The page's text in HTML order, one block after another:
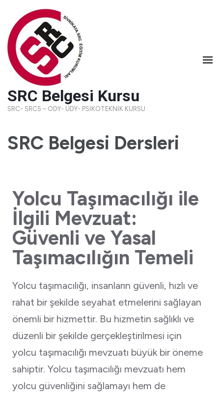
SRC Belgesi Kursu
SRC- SRC5 – ODY- ÜDY- PSİKOTEKNİK KURSU
SRC Belgesi Dersleri
Yolcu Taşımacılığı ile
İlgili Mevzuat:
Güvenli ve Yasal
Taşımacılığın Temeli
Yolcu taşımacılığı, insanların güvenli, hızlı ve
rahat bir şekilde seyahat etmelerini sağlayan
önemli bir hizmettir. Bu hizmetin sağlıklı ve
düzenli bir şekilde gerçekleştirilmesi için
yolcu taşımacılığı mevzuatı büyük bir öneme
sahiptir. Yolcu taşımacılığı mevzuatı hem
yolcu güvenliğini sağlamayı hem de